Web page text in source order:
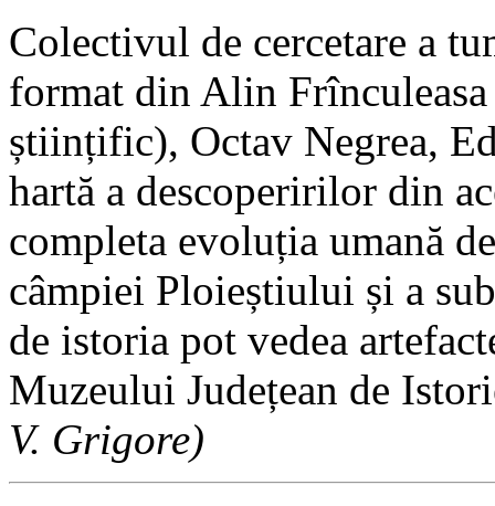
Colectivul de cercetare a
format din Alin
științific), Octav Negrea,
hartă a descoperirilor din
completa evoluția umană
câmpiei Ploieștiului și a
de istoria pot vedea
Muzeului Județean de
V. Grigore)